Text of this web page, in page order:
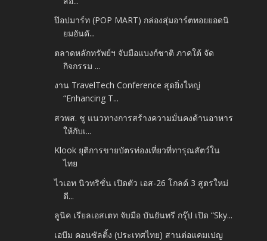
ป๊อปมาร์ท (POP MART) กล่องสุ่มอาร์ตทอยยอดนิ
ยมอันดั...
ตลาดหลักทรัพย์ฯ จับมือแบงก์ชาติ ภาคใต้ จัด
กิจกรรม ...
งาน TravelTech Conference สุดยิ่งใหญ่
“Enhancing T...
สวพส. ชู แนวทางการสร้างความมั่นคงด้านอาหาร
ให้กับเ...
Klook ยุติการขายบัตรท่องเที่ยวที่ทารุณสัตว์ใน
ไทย
ไวเอท นิวทริชั่น เปิดตัว เอส-26 โกลด์ 3 สูตรใหม่
ดี...
ลูนิค เรียลเอสเตท จับมือ บันยันทรี กรุ๊ป เปิด “Sky...
เอบีม คอนซัลติ้ง (ประเทศไทย) สานต่อแคมเปญ